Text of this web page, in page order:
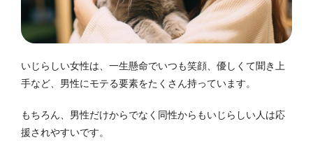
いじらしい女性は、一生懸命でいつも笑顔、優しくて聞き上
手など、男性にモテる要素をたくさん持っています。
もちろん、男性だけからでなく同性からもいじらしい人は応
援されやすいです。